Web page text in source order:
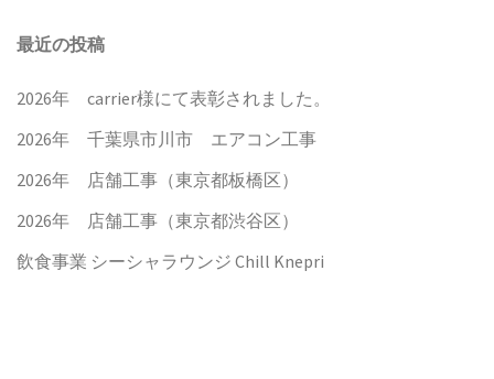
最近の投稿
2026年 carrier様にて表彰されました。
2026年 千葉県市川市 エアコン工事
2026年 店舗工事（東京都板橋区）
2026年 店舗工事（東京都渋谷区）
飲食事業 シーシャラウンジ Chill Knepri